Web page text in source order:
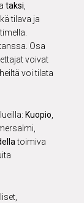
taksi
tilava ja
Osa
voivat
voi tilata
Kuopio
toimiva